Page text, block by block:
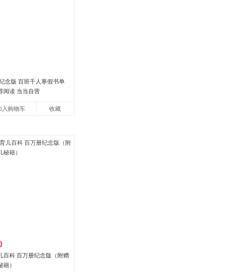
念版 百班千人寒假书单
阅读 当当自营
入购物车 收藏
百科 百万册纪念版（附赠
籍）